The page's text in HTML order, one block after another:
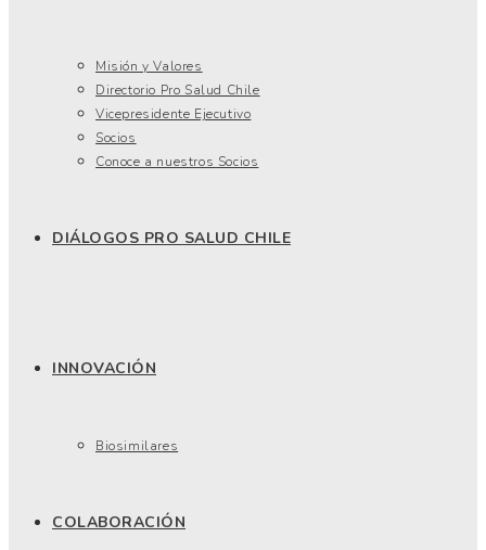
Misión y Valores
Directorio Pro Salud Chile
Vicepresidente Ejecutivo
Socios
Conoce a nuestros Socios
DIÁLOGOS PRO SALUD CHILE
INNOVACIÓN
Biosimilares
COLABORACIÓN